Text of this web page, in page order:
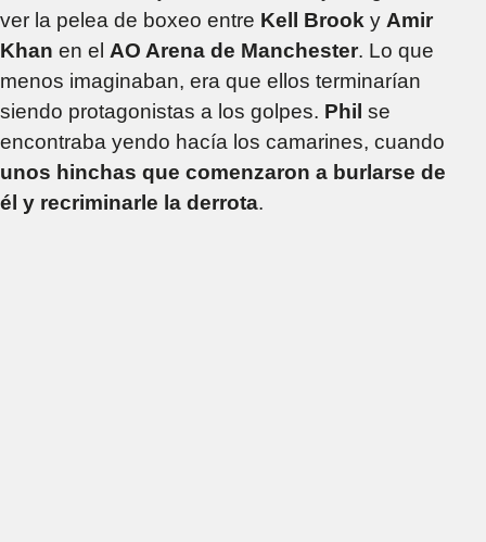
ver la pelea de boxeo entre Kell Brook y Amir
Khan en el AO Arena de Manchester. Lo que
menos imaginaban, era que ellos terminarían
siendo protagonistas a los golpes. Phil se
encontraba yendo hacía los camarines, cuando
unos hinchas que comenzaron a burlarse de
él y recriminarle la derrota.